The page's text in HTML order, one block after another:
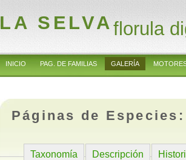
LA SELVAflorula
INICIO PAG. DE FAMILIAS GALERÍA
Páginas de
Taxonomía Descripción